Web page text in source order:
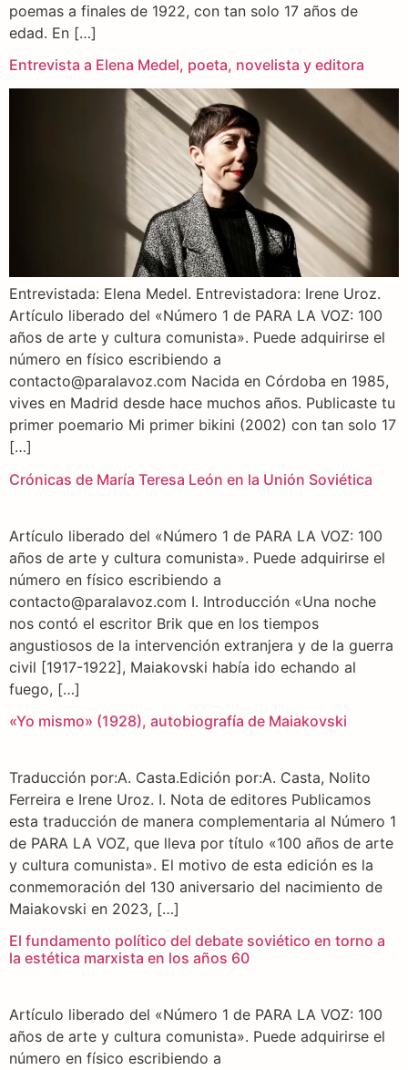
poemas a finales de 1922, con tan solo 17 años de
edad. En […]
Entrevista a Elena Medel, poeta, novelista y editora
Entrevistada: Elena Medel. Entrevistadora: Irene Uroz.
Artículo liberado del «Número 1 de PARA LA VOZ: 100
años de arte y cultura comunista». Puede adquirirse el
número en físico escribiendo a
contacto@paralavoz.com Nacida en Córdoba en 1985,
vives en Madrid desde hace muchos años. Publicaste tu
primer poemario Mi primer bikini (2002) con tan solo 17
[…]
Crónicas de María Teresa León en la Unión Soviética
Artículo liberado del «Número 1 de PARA LA VOZ: 100
años de arte y cultura comunista». Puede adquirirse el
número en físico escribiendo a
contacto@paralavoz.com I. Introducción «Una noche
nos contó el escritor Brik que en los tiempos
angustiosos de la intervención extranjera y de la guerra
civil [1917-1922], Maiakovski había ido echando al
fuego, […]
«Yo mismo» (1928), autobiografía de Maiakovski
Traducción por:A. Casta.Edición por:A. Casta, Nolito
Ferreira e Irene Uroz. I. Nota de editores Publicamos
esta traducción de manera complementaria al Número 1
de PARA LA VOZ, que lleva por título «100 años de arte
y cultura comunista». El motivo de esta edición es la
conmemoración del 130 aniversario del nacimiento de
Maiakovski en 2023, […]
El fundamento político del debate soviético en torno a
la estética marxista en los años 60
Artículo liberado del «Número 1 de PARA LA VOZ: 100
años de arte y cultura comunista». Puede adquirirse el
número en físico escribiendo a